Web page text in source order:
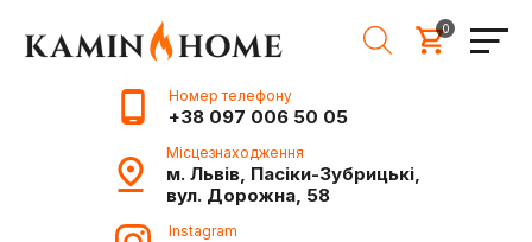
0
Номер телефону
+38 097 006 50 05
Місцезнаходження
м. Львів, Пасіки-Зубрицькі,
вул. Дорожна, 58
Instagram